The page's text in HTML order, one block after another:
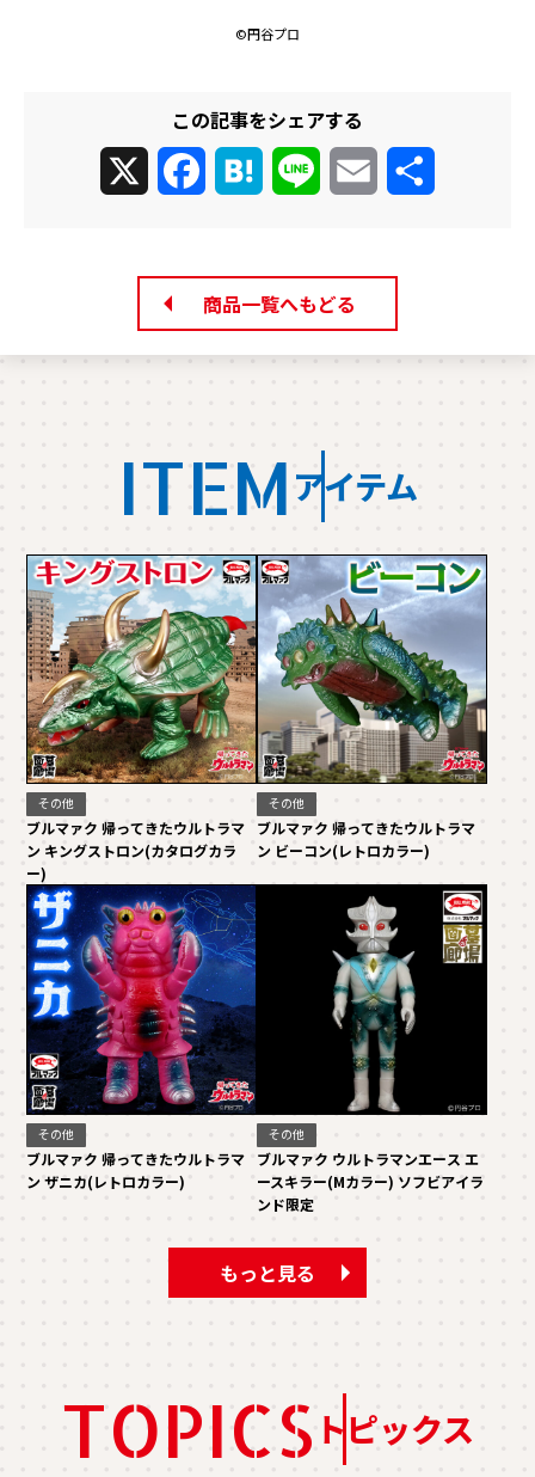
©円谷プロ
この記事をシェアする
FacebookHatena Line Email
商品一覧へもどる
ITEM アイテム
その他
ブルマァク 帰ってきたウルトラマ
ン キングストロン(カタログカラ
ー)
その他
ブルマァク 帰ってきたウルトラマ
ン ビーコン(レトロカラー)
その他
ブルマァク 帰ってきたウルトラマ
ン ザニカ(レトロカラー)
その他
ブルマァク ウルトラマンエース エ
ースキラー(Mカラー) ソフビアイラ
ンド限定
もっと見る
TOPICS トピックス